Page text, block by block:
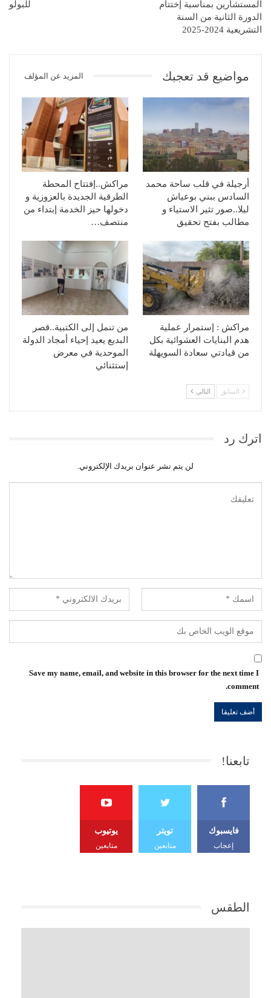
المستشارين بمناسبة إختتام
الدورة الثانية من السنة
التشريعية 2024-2025
للبولو
مواضيع قد تعجبك المزيد عن المؤلف
أرجيلة في قلب ساحة محمد
السادس ببني بوعياش
ليلا..صور تثير الاستياء و
مطالب بفتح تحقيق
مراكش..إفتتاح المحطة
الطرقية الجديدة بالعزوزية و
دخولها حيز الخدمة إبتداء من
منتصف…
مراكش : إستمرار عملية
هدم البنايات العشوائية بكل
من قيادتي سعادة السويهلة
من تنمل إلى الكتبية..قصر
البديع يعيد إحياء أمجاد الدولة
الموحدية في معرض
إستثنائي
السابق التالي
اترك رد
لن يتم نشر عنوان بريدك الإلكتروني.
Save my name, email, and website in this browser for the next time I
comment.
تابعنا!
فايسبوك
إعجاب
تويتر
متابعين
يوتيوب
متابعين
الطقس